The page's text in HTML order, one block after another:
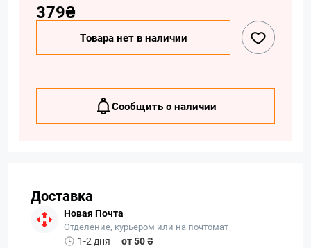
379₴
Товара нет в наличии
Сообщить о наличии
Доставка
Новая Почта
Отделение, курьером или на почтомат
1-2 дня
от 50 ₴